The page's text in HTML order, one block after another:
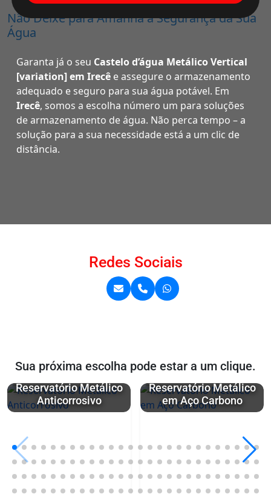
Não Deixe para Amanhã a Segurança da Sua
Água
Garanta já o seu Castelo d’água Metálico Vertical
[variation] em Irecê e assegure o armazenamento
adequado e seguro para sua água potável. Em
Irecê, somos a escolha número um para soluções
de armazenamento de água. Não perca tempo – a
solução para a sua necessidade está a um clic de
distância.
Redes Sociais
Sua próxima escolha pode estar a um clique.
Reservatório Metálico
Anticorrosivo
Reservatório Metálico
em Aço Carbono